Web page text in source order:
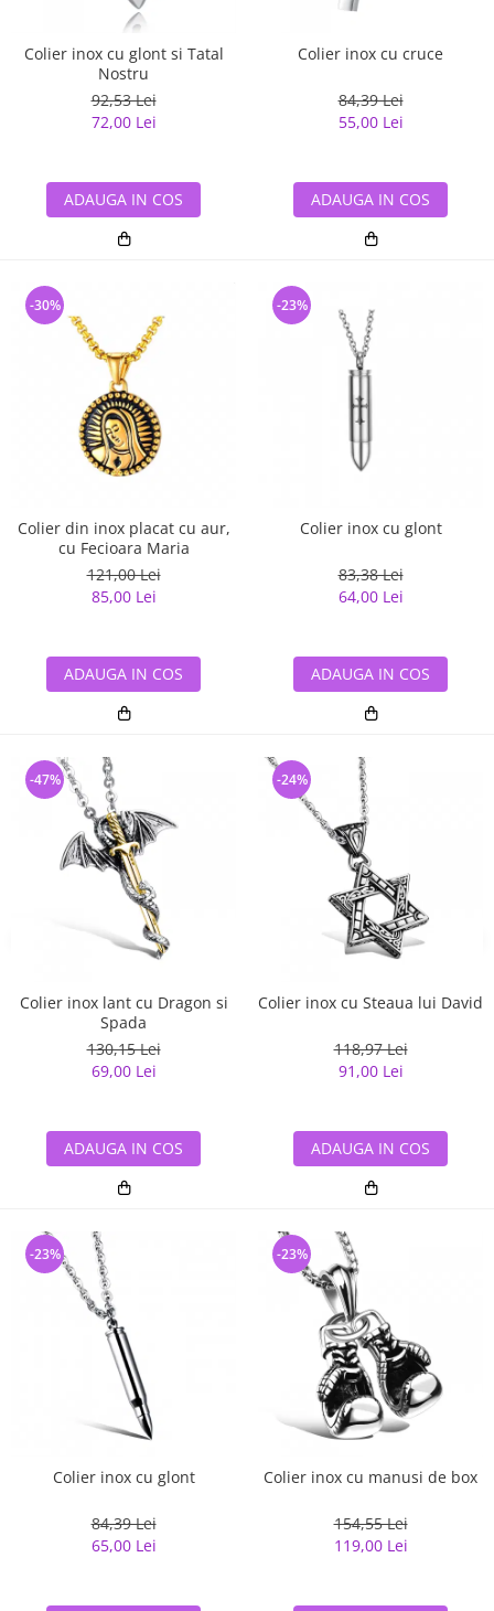
Colier inox cu glont si Tatal
Nostru
92,53 Lei
72,00 Lei
ADAUGA IN COS
Colier inox cu cruce
84,39 Lei
55,00 Lei
ADAUGA IN COS
Colier din inox placat cu aur,
cu Fecioara Maria
121,00 Lei
85,00 Lei
-30%
ADAUGA IN COS
Colier inox cu glont
83,38 Lei
64,00 Lei
-23%
ADAUGA IN COS
Colier inox lant cu Dragon si
Spada
130,15 Lei
69,00 Lei
-47%
ADAUGA IN COS
Colier inox cu Steaua lui David
118,97 Lei
91,00 Lei
-24%
ADAUGA IN COS
Colier inox cu glont
84,39 Lei
65,00 Lei
-23%
Colier inox cu manusi de box
154,55 Lei
119,00 Lei
-23%